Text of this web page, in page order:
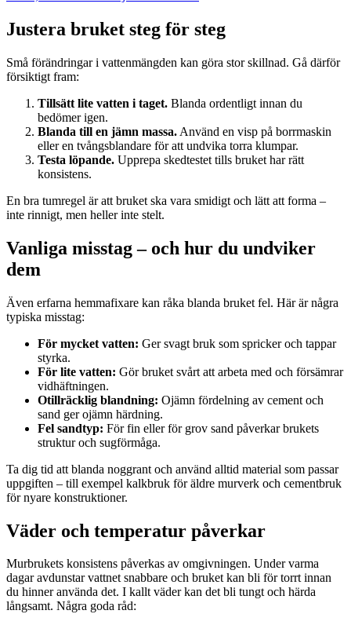
Justera bruket steg för steg
Små förändringar i vattenmängden kan göra stor skillnad. Gå därför
försiktigt fram:
Tillsätt lite vatten i taget. Blanda ordentligt innan du
bedömer igen.
Blanda till en jämn massa. Använd en visp på borrmaskin
eller en tvångsblandare för att undvika torra klumpar.
Testa löpande. Upprepa skedtestet tills bruket har rätt
konsistens.
En bra tumregel är att bruket ska vara smidigt och lätt att forma –
inte rinnigt, men heller inte stelt.
Vanliga misstag – och hur du undviker
dem
Även erfarna hemmafixare kan råka blanda bruket fel. Här är några
typiska misstag:
För mycket vatten: Ger svagt bruk som spricker och tappar
styrka.
För lite vatten: Gör bruket svårt att arbeta med och försämrar
vidhäftningen.
Otillräcklig blandning: Ojämn fördelning av cement och
sand ger ojämn härdning.
Fel sandtyp: För fin eller för grov sand påverkar brukets
struktur och sugförmåga.
Ta dig tid att blanda noggrant och använd alltid material som passar
uppgiften – till exempel kalkbruk för äldre murverk och cementbruk
för nyare konstruktioner.
Väder och temperatur påverkar
Murbrukets konsistens påverkas av omgivningen. Under varma
dagar avdunstar vattnet snabbare och bruket kan bli för torrt innan
du hinner använda det. I kallt väder kan det bli tungt och härda
långsamt. Några goda råd: